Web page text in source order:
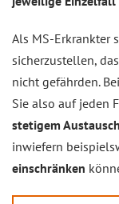
Als MS-Erkrankter
sicherzustellen,
nicht gefährden.
Sie also auf jeden
stetigem
inwiefern
einschränken